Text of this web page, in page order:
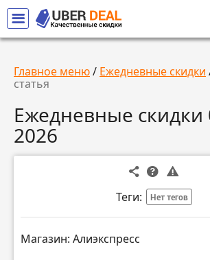
Главное меню/ Ежедневные скидки
статья
Ежедневные скидки
2026
Теги: Нет тегов
Магазин: Алиэкспресс